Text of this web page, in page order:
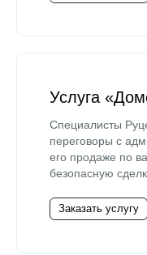
Услуга
Специалисты
переговоры с
его продаже по
безопасную
Заказать услугу